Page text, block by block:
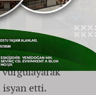
kalkan
girdiğini
toz toprak
dahi
isyan etti.